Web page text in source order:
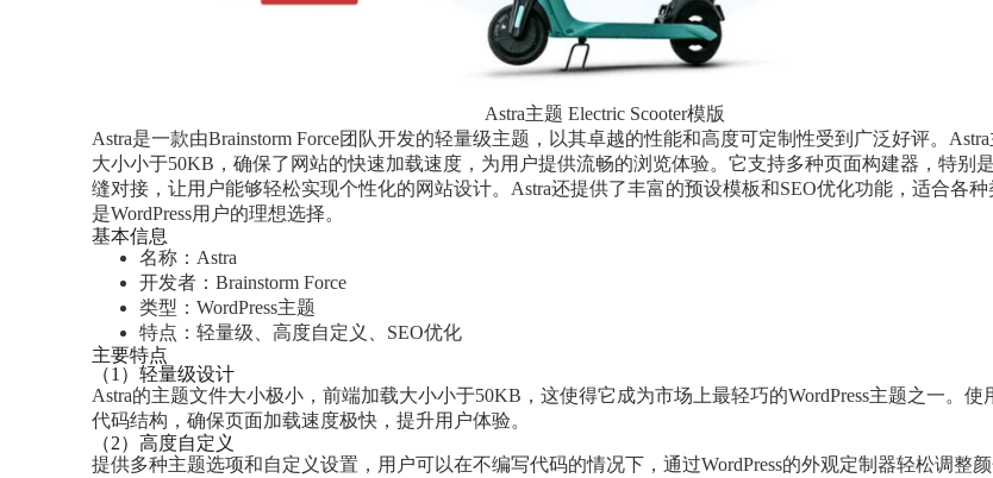
Astra主题 Electric Scooter模版
Astra是一款由Brainstorm Force团队开发的轻量级主题，以其卓越的性能和高度可定制性受到广泛好评。
大小小于50KB，确保了网站的快速加载速度，为用户提供流畅的浏览体验。它支持多种页面构建器，特别
缝对接，让用户能够轻松实现个性化的网站设计。Astra还提供了丰富的预设模板和SEO优化功能，适合各种
是WordPress用户的理想选择。
基本信息
名称：Astra
开发者：Brainstorm Force
类型：WordPress主题
特点：轻量级、高度自定义、SEO优化
主要特点
（1）轻量级设计
Astra的主题文件大小极小，前端加载大小小于50KB，这使得它成为市场上最轻巧的WordPress主题之一。使
代码结构，确保页面加载速度极快，提升用户体验。
（2）高度自定义
提供多种主题选项和自定义设置，用户可以在不编写代码的情况下，通过WordPress的外观定制器轻松调整